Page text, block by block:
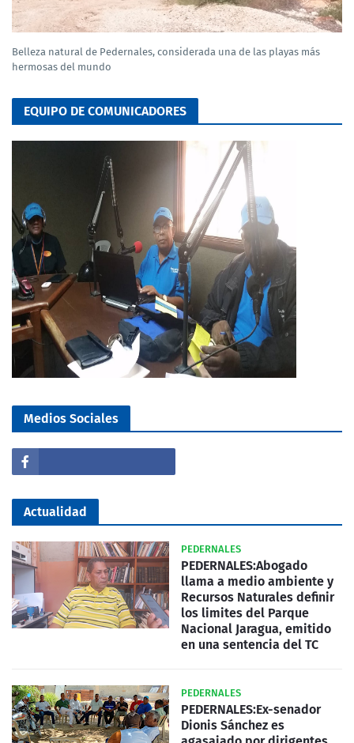
Belleza natural de Pedernales, considerada una de las playas más
hermosas del mundo
EQUIPO DE COMUNICADORES
Medios Sociales
Actualidad
PEDERNALES
PEDERNALES:Abogado
llama a medio ambiente y
Recursos Naturales definir
los limites del Parque
Nacional Jaragua, emitido
en una sentencia del TC
PEDERNALES
PEDERNALES:Ex-senador
Dionis Sánchez es